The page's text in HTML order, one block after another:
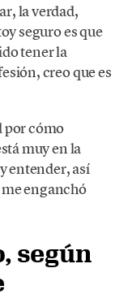
la verdad,
seguro es que
tener la
creo que es
por cómo
muy en la
entender, así
enganchó
según